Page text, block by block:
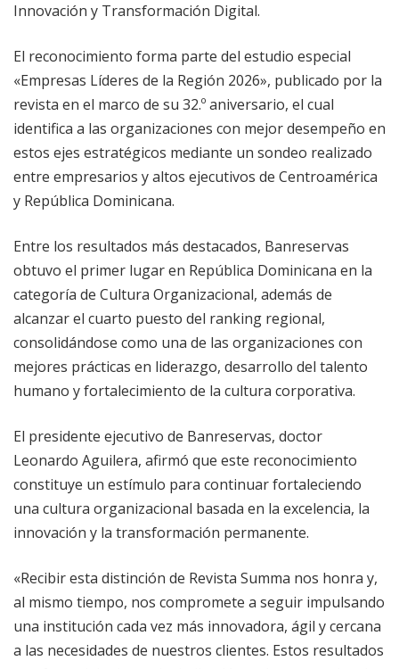
Innovación y Transformación Digital.
El reconocimiento forma parte del estudio especial
«Empresas Líderes de la Región 2026», publicado por la
revista en el marco de su 32.º aniversario, el cual
identifica a las organizaciones con mejor desempeño en
estos ejes estratégicos mediante un sondeo realizado
entre empresarios y altos ejecutivos de Centroamérica
y República Dominicana.
Entre los resultados más destacados, Banreservas
obtuvo el primer lugar en República Dominicana en la
categoría de Cultura Organizacional, además de
alcanzar el cuarto puesto del ranking regional,
consolidándose como una de las organizaciones con
mejores prácticas en liderazgo, desarrollo del talento
humano y fortalecimiento de la cultura corporativa.
El presidente ejecutivo de Banreservas, doctor
Leonardo Aguilera, afirmó que este reconocimiento
constituye un estímulo para continuar fortaleciendo
una cultura organizacional basada en la excelencia, la
innovación y la transformación permanente.
«Recibir esta distinción de Revista Summa nos honra y,
al mismo tiempo, nos compromete a seguir impulsando
una institución cada vez más innovadora, ágil y cercana
a las necesidades de nuestros clientes. Estos resultados